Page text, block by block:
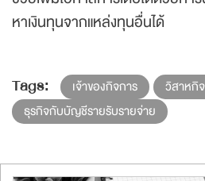
หาเงินทุนจากแหล่งทุนอื่นได้
Tags: เจ้าของกิจการ
วิสาหกิ
ธุรกิจกับบัญชีรายรับรายจ่าย